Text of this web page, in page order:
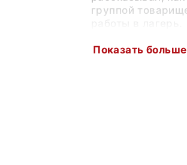
группой
паренька, иначе
Показать больше